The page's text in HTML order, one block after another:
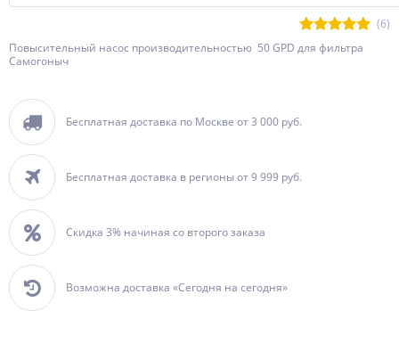
(6)
Повысительный насос производительностью 50 GPD для фильтра
Самогоныч
Бесплатная доставка по Москве от 3 000 руб.
Бесплатная доставка в регионы от 9 999 руб.
Скидка 3% начиная со второго заказа
Возможна доставка «Сегодня на сегодня»